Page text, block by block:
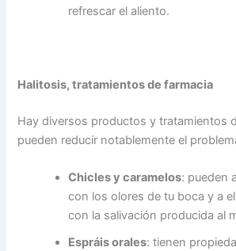
refrescar el aliento.
Halitosis, tratamientos de farmacia
Hay diversos productos y tratamientos
pueden reducir notablemente el
Chicles y caramelos: pueden
con los olores de tu boca y a
con la salivación producida al
Espráis orales: tienen